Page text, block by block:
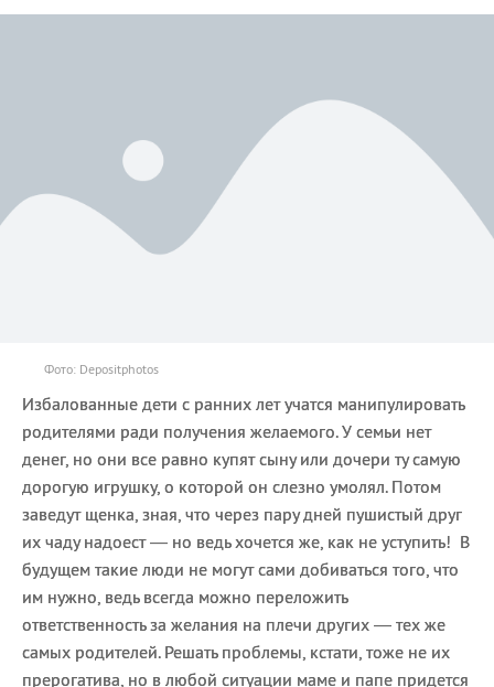
Фото: Depositphotos
Избалованные дети с ранних лет учатся манипулировать
родителями ради получения желаемого. У семьи нет
денег, но они все равно купят сыну или дочери ту самую
дорогую игрушку, о которой он слезно умолял. Потом
заведут щенка, зная, что через пару дней пушистый друг
их чаду надоест — но ведь хочется же, как не уступить! В
будущем такие люди не могут сами добиваться того, что
им нужно, ведь всегда можно переложить
ответственность за желания на плечи других — тех же
самых родителей. Решать проблемы, кстати, тоже не их
прерогатива, но в любой ситуации маме и папе придется